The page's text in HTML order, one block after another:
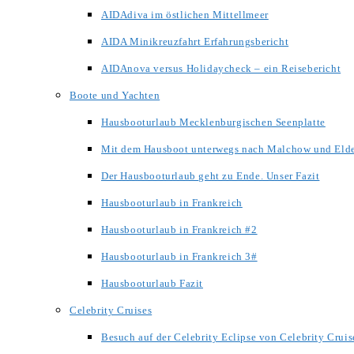
AIDAdiva im östlichen Mittellmeer
AIDA Minikreuzfahrt Erfahrungsbericht
AIDAnova versus Holidaycheck – ein Reisebericht
Boote und Yachten
Hausbooturlaub Mecklenburgischen Seenplatte
Mit dem Hausboot unterwegs nach Malchow und
Der Hausbooturlaub geht zu Ende. Unser Fazit
Hausbooturlaub in Frankreich
Hausbooturlaub in Frankreich #2
Hausbooturlaub in Frankreich 3#
Hausbooturlaub Fazit
Celebrity Cruises
Besuch auf der Celebrity Eclipse von Celebrity